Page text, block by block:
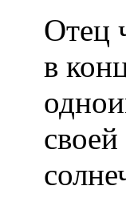
Отец
в